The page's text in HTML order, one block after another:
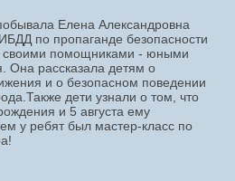
Елена Александровна
по пропаганде безопасности
своими помощниками - юными
Она рассказала детям о
и о безопасном поведении
дети узнали о том, что
и 5 августа ему
у ребят был мастер-класс по